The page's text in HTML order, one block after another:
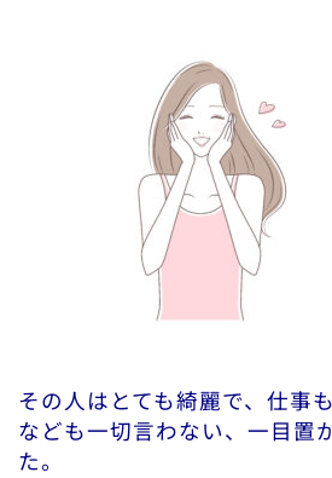
その人はとても綺麗で、仕事
なども一切言わない、一目置
た。